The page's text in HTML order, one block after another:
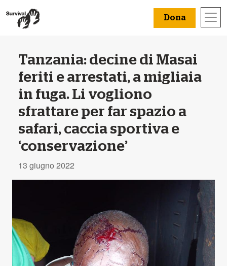
Dona
Tanzania: decine di Masai
feriti e arrestati, a migliaia
in fuga. Li vogliono
sfrattare per far spazio a
safari, caccia sportiva e
‘conservazione’
13 giugno 2022